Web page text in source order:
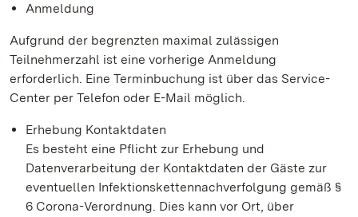
Anmeldung
Aufgrund der begrenzten maximal zulässigen
Teilnehmerzahl ist eine vorherige Anmeldung
erforderlich. Eine Terminbuchung ist über das Service-
Center per Telefon oder E-Mail möglich.
Erhebung Kontaktdaten
Es besteht eine Pflicht zur Erhebung und
Datenverarbeitung der Kontaktdaten der Gäste zur
eventuellen Infektionskettennachverfolgung gemäß §
6 Corona-Verordnung. Dies kann vor Ort, über